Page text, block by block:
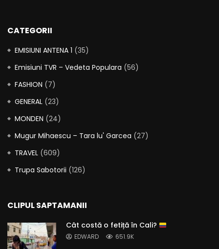
CATEGORII
EMISIUNI ANTENA 1 (35)
Emisiuni TVR – Vedeta Populara (56)
FASHION (7)
GENERAL (23)
MONDEN (24)
Mugur Mihaescu – Tara lu' Garcea (27)
TRAVEL (609)
Trupa Sabotorii (126)
CLIPUL SAPTAMANII
Cât costă o fetiță în Cali?
EDWARD 651.9K